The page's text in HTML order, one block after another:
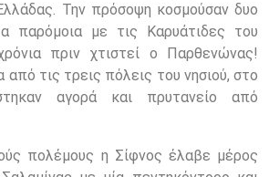
Την πρόσοψη κοσμούσαν δυο
παρόμοια με τις Καρυάτιδες του
πριν χτιστεί ο Παρθενώνας!
από τις τρεις πόλεις του νησιού, στο
αγορά και πρυτανείο από
πολέμους η Σίφνος έλαβε μέρος